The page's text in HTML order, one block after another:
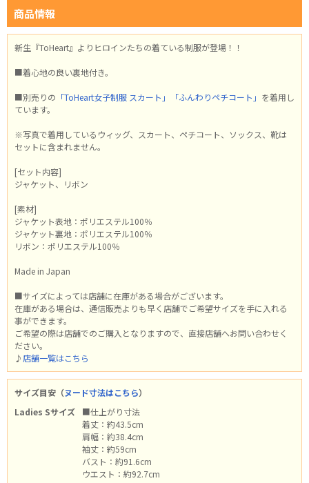
商品情報
新生『ToHeart』よりヒロインたちの着ている制服が登場！！
■着心地の良い裏地付き。
■別売りの 「ToHeart女子制服 スカート」 「ふんわりペチコート」 を着用し
ています。
※写真で着用しているウィッグ、スカート、ペチコート、ソックス、靴は
セットに含まれません。
[セット内容]
ジャケット、リボン
[素材]
ジャケット表地：ポリエステル100％
ジャケット裏地：ポリエステル100％
リボン：ポリエステル100％
Made in Japan
■サイズによっては店舗に在庫がある場合がございます。
在庫がある場合は、通信販売よりも早く店舗でご希望サイズを手に入れる
事ができます。
ご希望の際は店舗でのご購入となりますので、直接店舗へお問い合わせく
ださい。
♪ 店舗一覧はこちら
サイズ目安（ヌード寸法はこちら）
Ladies Sサイズ
■仕上がり寸法
着丈：約43.5cm
肩幅：約38.4cm
袖丈：約59cm
バスト：約91.6cm
ウエスト：約92.7cm